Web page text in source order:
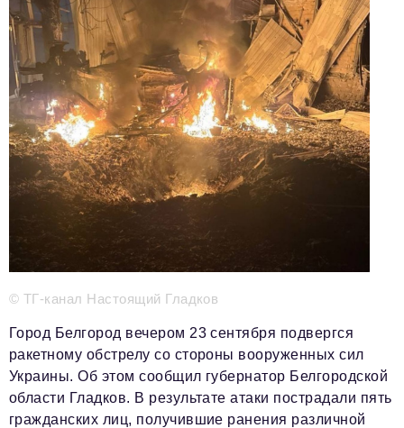
Авторские материалы
Видео
Телефон редакции:+7 495 727-01-67
Электронные почты редакции:
Информационный отдел
info@business-magazine.online
Отдел рекламы
reklama@business-magazine.online
Отдел распространения/редакционная подписка
podpiska@business-magazine.online
Отдел по работе с партнерами
© ТГ-канал Настоящий Гладков
Город Белгород вечером 23 сентября подвергся
ракетному обстрелу со стороны вооруженных сил
Украины. Об этом сообщил губернатор Белгородской
области Гладков. В результате атаки пострадали пять
гражданских лиц, получившие ранения различной